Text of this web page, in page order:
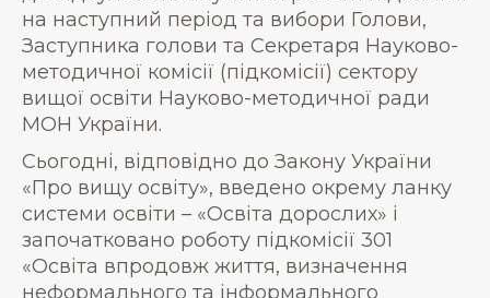
на наступний період та вибори Голови,
Заступника голови та Секретаря Науково-
методичної комісії (підкомісії) сектору
вищої освіти Науково-методичної ради
МОН України.
Сьогодні, відповідно до Закону України
«Про вищу освіту», введено окрему ланку
системи освіти – «Освіта дорослих» і
започатковано роботу підкомісії 301
«Освіта впродовж життя, визначення
неформального та інформального